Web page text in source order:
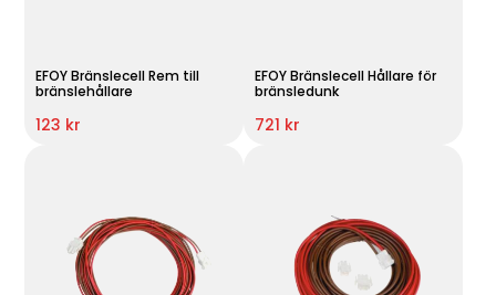
EFOY Bränslecell Rem till
bränslehållare
123 kr
EFOY Bränslecell Hållare för
bränsledunk
721 kr